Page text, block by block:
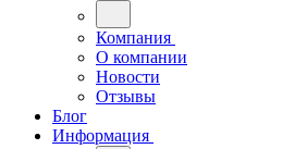
Компания
О компании
Новости
Отзывы
Блог
Информация